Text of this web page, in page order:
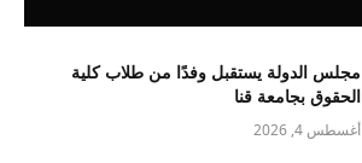
مجلس الدولة يستقبل وفدًا من طلاب كلية
الحقوق بجامعة قنا
أغسطس 4, 2026